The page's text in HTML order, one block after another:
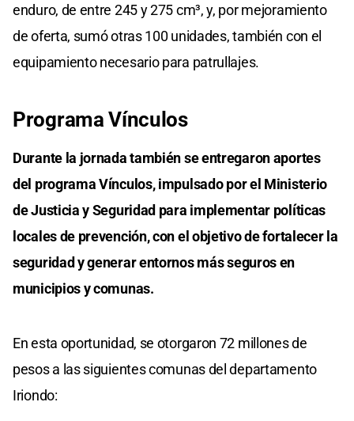
enduro, de entre 245 y 275 cm³, y, por mejoramiento
de oferta, sumó otras 100 unidades, también con el
equipamiento necesario para patrullajes.
Programa Vínculos
Durante la jornada también se entregaron aportes
del programa Vínculos, impulsado por el Ministerio
de Justicia y Seguridad para implementar políticas
locales de prevención, con el objetivo de fortalecer la
seguridad y generar entornos más seguros en
municipios y comunas.
En esta oportunidad, se otorgaron 72 millones de
pesos a las siguientes comunas del departamento
Iriondo: